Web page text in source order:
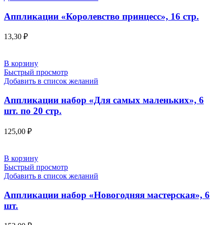
Аппликации «Королевство принцесс», 16 стр.
13,30 ₽
В корзину
Быстрый просмотр
Добавить в список желаний
Аппликации набор «Для самых маленьких», 6
шт. по 20 стр.
125,00 ₽
В корзину
Быстрый просмотр
Добавить в список желаний
Аппликации набор «Новогодняя мастерская», 6
шт.